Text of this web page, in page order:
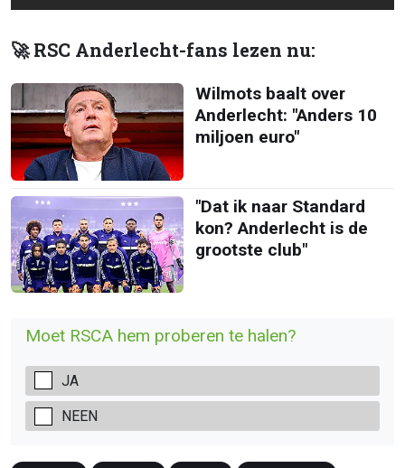
🚀 RSC Anderlecht-fans lezen nu:
Wilmots baalt over
Anderlecht: "Anders 10
miljoen euro"
"Dat ik naar Standard
kon? Anderlecht is de
grootste club"
Moet RSCA hem proberen te halen?
JA
NEEN